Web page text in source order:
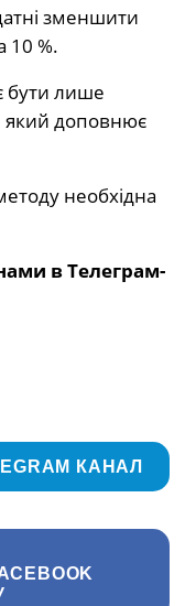
зменшити
10 %.
бути лише
який доповнює
необхідна
в Телеграм-
КАНАЛ